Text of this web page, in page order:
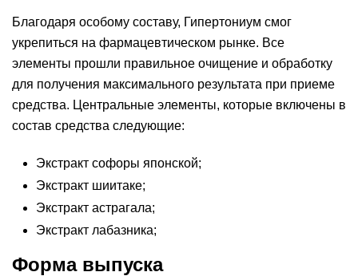
Благодаря особому составу, Гипертониум смог
укрепиться на фармацевтическом рынке. Все
элементы прошли правильное очищение и обработку
для получения максимального результата при приеме
средства. Центральные элементы, которые включены в
состав средства следующие:
Экстракт софоры японской;
Экстракт шиитаке;
Экстракт астрагала;
Экстракт лабазника;
Форма выпуска